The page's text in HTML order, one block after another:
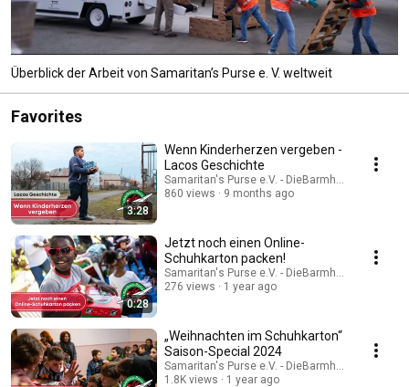
Überblick der Arbeit von Samaritan’s Purse e. V. weltweit
Favorites
3:28
Wenn Kinderherzen vergeben -
Lacos Geschichte
Samaritan's Purse e.V. -
860 views
9 months ago
0:28
Jetzt noch einen Online-
Schuhkarton packen!
Samaritan's Purse e.V. -
276 views
1 year ago
„Weihnachten im Schuhkarton“
Saison-Special 2024
Samaritan's Purse e.V. -
1.8K views
1 year ago